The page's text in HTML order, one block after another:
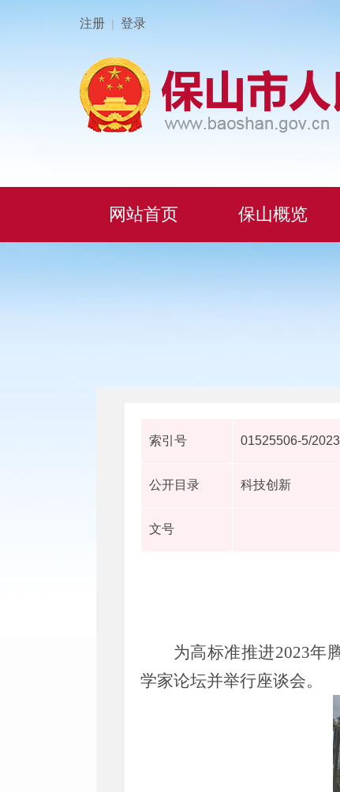
注册 | 登录
网站首页 保山概览
索引号 01525506-5/
公开目录 科技创新
文号
为高标准推进2023年
学家论坛并举行座谈会。